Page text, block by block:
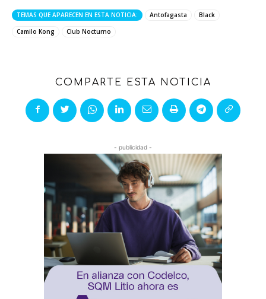
TEMAS QUE APARECEN EN ESTA NOTICIA: Antofagasta
Black
Camilo Kong
Club Nocturno
COMPARTE ESTA NOTICIA
- publicidad -